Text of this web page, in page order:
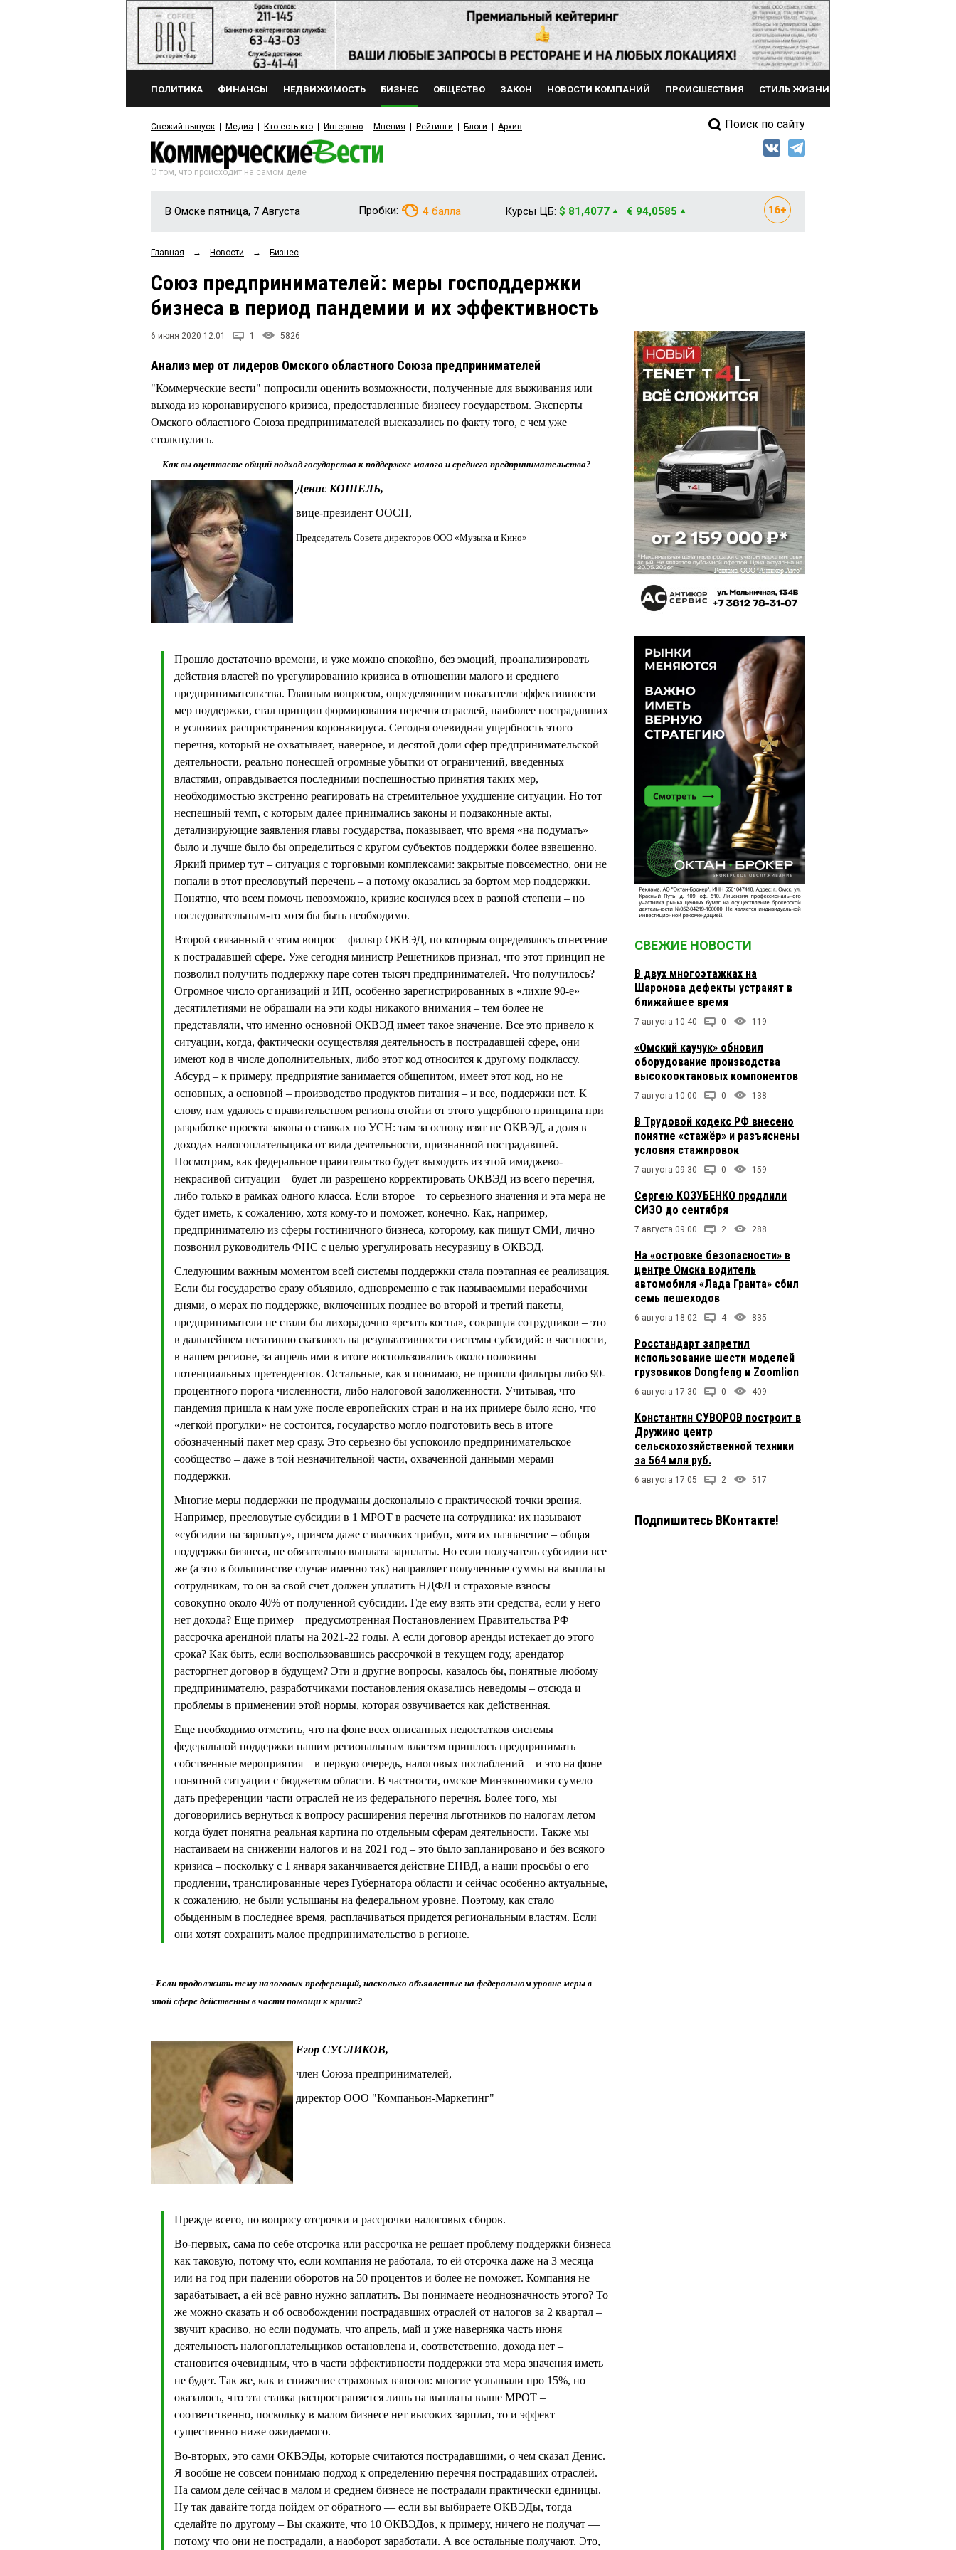
ПОЛИТИКА ФИНАНСЫ НЕДВИЖИМОСТЬ БИЗНЕС ОБЩЕСТВО ЗАКОН НОВОСТИ КОМПАНИЙ ПРОИСШЕСТВИЯ СТИЛЬ ЖИЗНИ
Свежий выпуск Медиа Кто есть кто Интервью Мнения Рейтинги Блоги Архив Поиск по сайту
О том, что происходит на самом деле
В Омске пятница, 7 Августа Пробки: 4 балла Курсы ЦБ: $ 81,4077 € 94,0585
Главная → Новости → Бизнес
Союз предпринимателей: меры господдержки
бизнеса в период пандемии и их эффективность
6 июня 2020 12:01 1 5826
Анализ мер от лидеров Омского областного Союза предпринимателей
"Коммерческие вести" попросили оценить возможности, полученные для выживания или
выхода из коронавирусного кризиса, предоставленные бизнесу государством. Эксперты
Омского областного Союза предпринимателей высказались по факту того, с чем уже
столкнулись.
— Как вы оцениваете общий подход государства к поддержке малого и среднего предпринимательства?
Денис КОШЕЛЬ,
вице-президент ООСП,
Председатель Совета директоров ООО «Музыка и Кино»
Прошло достаточно времени, и уже можно спокойно, без эмоций, проанализировать
действия властей по урегулированию кризиса в отношении малого и среднего
предпринимательства. Главным вопросом, определяющим показатели эффективности
мер поддержки, стал принцип формирования перечня отраслей, наиболее пострадавших
в условиях распространения коронавируса. Сегодня очевидная ущербность этого
перечня, который не охватывает, наверное, и десятой доли сфер предпринимательской
деятельности, реально понесшей огромные убытки от ограничений, введенных
властями, оправдывается последними поспешностью принятия таких мер,
необходимостью экстренно реагировать на стремительное ухудшение ситуации. Но тот
неспешный темп, с которым далее принимались законы и подзаконные акты,
детализирующие заявления главы государства, показывает, что время «на подумать»
было и лучше было бы определиться с кругом субъектов поддержки более взвешенно.
Яркий пример тут – ситуация с торговыми комплексами: закрытые повсеместно, они не
попали в этот пресловутый перечень – а потому оказались за бортом мер поддержки.
Понятно, что всем помочь невозможно, кризис коснулся всех в разной степени – но
последовательным-то хотя бы быть необходимо.
Второй связанный с этим вопрос – фильтр ОКВЭД, по которым определялось отнесение
к пострадавшей сфере. Уже сегодня министр Решетников признал, что этот принцип не
позволил получить поддержку паре сотен тысяч предпринимателей. Что получилось?
Огромное число организаций и ИП, особенно зарегистрированных в «лихие 90-е»
десятилетиями не обращали на эти коды никакого внимания – тем более не
представляли, что именно основной ОКВЭД имеет такое значение. Все это привело к
ситуации, когда, фактически осуществляя деятельность в пострадавшей сфере, они
имеют код в числе дополнительных, либо этот код относится к другому подклассу.
Абсурд – к примеру, предприятие занимается общепитом, имеет этот код, но не
основных, а основной – производство продуктов питания – и все, поддержки нет. К
слову, нам удалось с правительством региона отойти от этого ущербного принципа при
разработке проекта закона о ставках по УСН: там за основу взят не ОКВЭД, а доля в
доходах налогоплательщика от вида деятельности, признанной пострадавшей.
Посмотрим, как федеральное правительство будет выходить из этой имиджево-
некрасивой ситуации – будет ли разрешено корректировать ОКВЭД из всего перечня,
либо только в рамках одного класса. Если второе – то серьезного значения и эта мера не
будет иметь, к сожалению, хотя кому-то и поможет, конечно. Как, например,
предпринимателю из сферы гостиничного бизнеса, которому, как пишут СМИ, лично
позвонил руководитель ФНС с целью урегулировать несуразицу в ОКВЭД.
Следующим важным моментом всей системы поддержки стала поэтапная ее реализация.
Если бы государство сразу объявило, одновременно с так называемыми нерабочими
днями, о мерах по поддержке, включенных позднее во второй и третий пакеты,
предприниматели не стали бы лихорадочно «резать косты», сокращая сотрудников – это
в дальнейшем негативно сказалось на результативности системы субсидий: в частности,
в нашем регионе, за апрель ими в итоге воспользовались около половины
потенциальных претендентов. Остальные, как я понимаю, не прошли фильтры либо 90-
процентного порога численности, либо налоговой задолженности. Учитывая, что
пандемия пришла к нам уже после европейских стран и на их примере было ясно, что
«легкой прогулки» не состоится, государство могло подготовить весь в итоге
обозначенный пакет мер сразу. Это серьезно бы успокоило предпринимательское
сообщество – даже в той незначительной части, охваченной данными мерами
поддержки.
Многие меры поддержки не продуманы досконально с практической точки зрения.
Например, пресловутые субсидии в 1 МРОТ в расчете на сотрудника: их называют
«субсидии на зарплату», причем даже с высоких трибун, хотя их назначение – общая
поддержка бизнеса, не обязательно выплата зарплаты. Но если получатель субсидии все
же (а это в большинстве случае именно так) направляет полученные суммы на выплаты
сотрудникам, то он за свой счет должен уплатить НДФЛ и страховые взносы –
совокупно около 40% от полученной субсидии. Где ему взять эти средства, если у него
нет дохода? Еще пример – предусмотренная Постановлением Правительства РФ
рассрочка арендной платы на 2021-22 годы. А если договор аренды истекает до этого
срока? Как быть, если воспользовавшись рассрочкой в текущем году, арендатор
расторгнет договор в будущем? Эти и другие вопросы, казалось бы, понятные любому
предпринимателю, разработчиками постановления оказались неведомы – отсюда и
проблемы в применении этой нормы, которая озвучивается как действенная.
Еще необходимо отметить, что на фоне всех описанных недостатков системы
федеральной поддержки нашим региональным властям пришлось предпринимать
собственные мероприятия – в первую очередь, налоговых послаблений – и это на фоне
понятной ситуации с бюджетом области. В частности, омское Минэкономики сумело
дать преференции части отраслей не из федерального перечня. Более того, мы
договорились вернуться к вопросу расширения перечня льготников по налогам летом –
когда будет понятна реальная картина по отдельным сферам деятельности. Также мы
настаиваем на снижении налогов и на 2021 год – это было запланировано и без всякого
кризиса – поскольку с 1 января заканчивается действие ЕНВД, а наши просьбы о его
продлении, транслированные через Губернатора области и сейчас особенно актуальные,
к сожалению, не были услышаны на федеральном уровне. Поэтому, как стало
обыденным в последнее время, расплачиваться придется региональным властям. Если
они хотят сохранить малое предпринимательство в регионе.
- Если продолжить тему налоговых преференций, насколько объявленные на федеральном уровне меры в
этой сфере действенны в части помощи к кризис?
Егор СУСЛИКОВ,
член Союза предпринимателей,
директор ООО "Компаньон-Маркетинг"
Прежде всего, по вопросу отсрочки и рассрочки налоговых сборов.
Во-первых, сама по себе отсрочка или рассрочка не решает проблему поддержки бизнеса
как таковую, потому что, если компания не работала, то ей отсрочка даже на 3 месяца
или на год при падении оборотов на 50 процентов и более не поможет. Компания не
зарабатывает, а ей всё равно нужно заплатить. Вы понимаете неоднозначность этого? То
же можно сказать и об освобождении пострадавших отраслей от налогов за 2 квартал –
звучит красиво, но если подумать, что апрель, май и уже наверняка часть июня
деятельность налогоплательщиков остановлена и, соответственно, дохода нет –
становится очевидным, что в части эффективности поддержки эта мера значения иметь
не будет. Так же, как и снижение страховых взносов: многие услышали про 15%, но
оказалось, что эта ставка распространяется лишь на выплаты выше МРОТ –
соответственно, поскольку в малом бизнесе нет высоких зарплат, то и эффект
существенно ниже ожидаемого.
Во-вторых, это сами ОКВЭДы, которые считаются пострадавшими, о чем сказал Денис.
Я вообще не совсем понимаю подход к определению перечня пострадавших отраслей.
На самом деле сейчас в малом и среднем бизнесе не пострадали практически единицы.
Ну так давайте тогда пойдем от обратного — если вы выбираете ОКВЭДы, тогда
сделайте по другому – Вы скажите, что 10 ОКВЭДов, к примеру, ничего не получат —
потому что они не пострадали, а наоборот заработали. А все остальные получают. Это,
СВЕЖИЕ НОВОСТИ
В двух многоэтажках на
Шаронова дефекты устранят в
ближайшее время
7 августа 10:40 0 119
«Омский каучук» обновил
оборудование производства
высокооктановых компонентов
7 августа 10:00 0 138
В Трудовой кодекс РФ внесено
понятие «стажёр» и разъяснены
условия стажировок
7 августа 09:30 0 159
Сергею КОЗУБЕНКО продлили
СИЗО до сентября
7 августа 09:00 2 288
На «островке безопасности» в
центре Омска водитель
автомобиля «Лада Гранта» сбил
семь пешеходов
6 августа 18:02 4 835
Росстандарт запретил
использование шести моделей
грузовиков Dongfeng и Zoomlion
6 августа 17:30 0 409
Константин СУВОРОВ построит в
Дружино центр
сельскохозяйственной техники
за 564 млн руб.
6 августа 17:05 2 517
Подпишитесь ВКонтакте!